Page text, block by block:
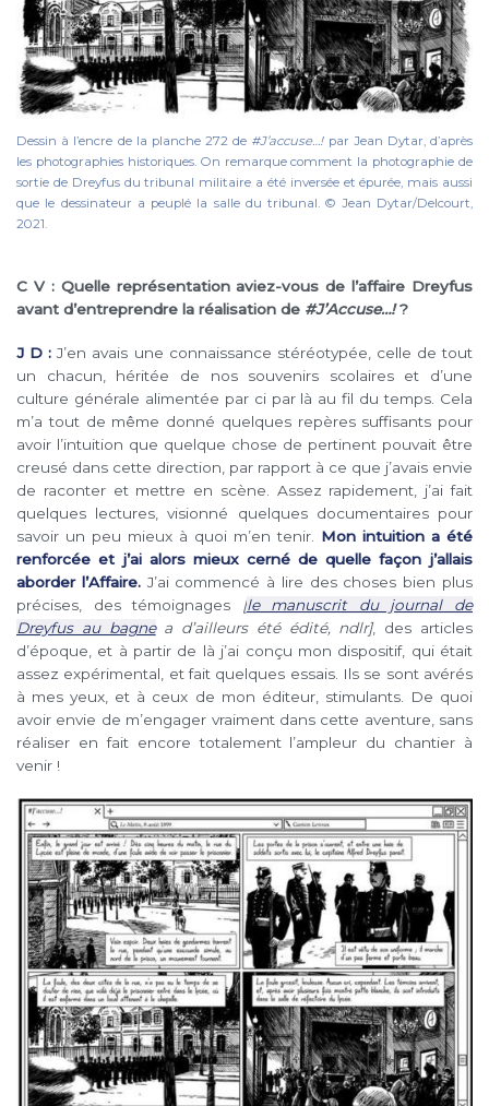
Dessin à l’encre de la planche 272 de #J’accuse…!par Jean Dytar, d’après
les photographies historiques. On remarque comment la photographie de
sortie de Dreyfus du tribunal militaire a été inversée et épurée, mais aussi
que le dessinateur a peuplé la salle du tribunal. © Jean Dytar/Delcourt,
2021.
C V : Quelle représentation aviez-vous de l’affaire Dreyfus
avant d’entreprendre la réalisation de #J’Accuse…!?
J D : J’en avais une connaissance stéréotypée, celle de tout
un chacun, héritée de nos souvenirs scolaires et d’une
culture générale alimentée par ci par là au fil du temps. Cela
m’a tout de même donné quelques repères suffisants pour
avoir l’intuition que quelque chose de pertinent pouvait être
creusé dans cette direction, par rapport à ce que j’avais envie
de raconter et mettre en scène. Assez rapidement, j’ai fait
quelques lectures, visionné quelques documentaires pour
savoir un peu mieux à quoi m’en tenir. Mon intuition a été
renforcée et j’ai alors mieux cerné de quelle façon j’allais
aborder l’Affaire.J’ai commencé à lire des choses bien plus
précises, des témoignages
[le manuscrit du journal de
Dreyfus au bagnea d’ailleurs été édité, ndlr], des articles
d’époque, et à partir de là j’ai conçu mon dispositif, qui était
assez expérimental, et fait quelques essais. Ils se sont avérés
à mes yeux, et à ceux de mon éditeur, stimulants. De quoi
avoir envie de m’engager vraiment dans cette aventure, sans
réaliser en fait encore totalement l’ampleur du chantier à
venir !